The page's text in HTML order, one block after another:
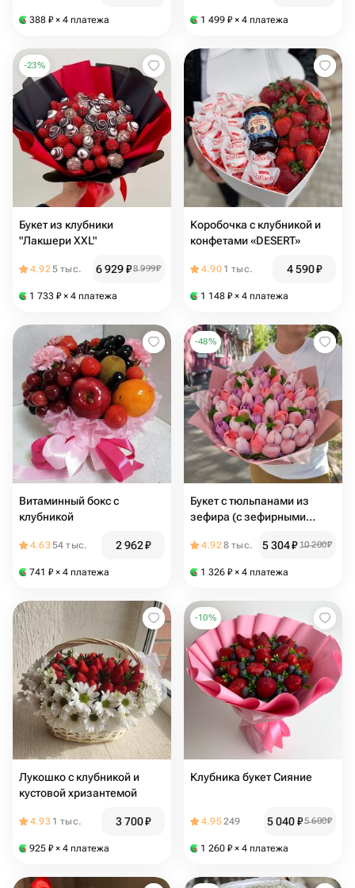
388 ₽ × 4 платежа 1 499 ₽ × 4 платежа
-23%
Букет из клубники
"Лакшери XXL"
4.925 тыс. 6 929₽8 999₽
1 733 ₽ × 4 платежа
Коробочка с клубникой и
конфетами «DESERT»
4.90 1 тыс. 4 590₽
1 148 ₽ × 4 платежа
Витаминный бокс с
клубникой
4.6354 тыс. 2 962₽
741 ₽ × 4 платежа
-48%
Букет с тюльпанами из
зефира (с зефирными
4.928 тыс. 5 304₽ 10 200₽
1 326 ₽ × 4 платежа
Лукошко с клубникой и
кустовой хризантемой
4.93 1 тыс. 3 700₽
925 ₽ × 4 платежа
-10%
Клубника букет Сияние
4.95249 5 040₽5 600₽
1 260 ₽ × 4 платежа